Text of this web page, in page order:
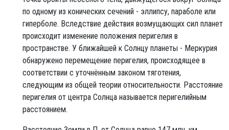
по одному из конических сечений - эллипсу, параболе или
гиперболе. Вследствие действия возмущающих сил планет
происходит изменение положения перигелия в
пространстве. У ближайшей к Солнцу планеты - Меркурия
обнаружено перемещение перигелия, происходящее в
соответствии с уточнённым законом тяготения,
следующим из общей теории относительности. Расстояние
перигелия от центра Солнца называется перигелийным
расстоянием.